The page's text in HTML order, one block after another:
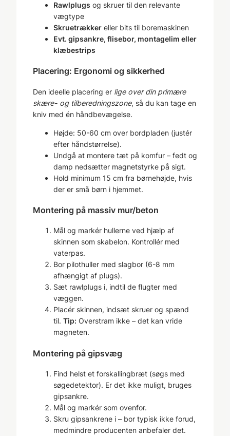
Rawlplugs og skruer til den relevante
vægtype
Skruetrækker eller bits til boremaskinen
Evt. gipsankre, flisebor, montagelim eller
klæbestrips
Placering: Ergonomi og sikkerhed
Den ideelle placering er lige over din primære
skære- og tilberedningszone, så du kan tage en
kniv med én håndbevægelse.
Højde: 50-60 cm over bordpladen (justér
efter håndstørrelse).
Undgå at montere tæt på komfur – fedt og
damp nedsætter magnetstyrke på sigt.
Hold minimum 15 cm fra børnehøjde, hvis
der er små børn i hjemmet.
Montering på massiv mur/beton
Mål og markér hullerne ved hjælp af
skinnen som skabelon. Kontrollér med
vaterpas.
Bor pilot­huller med slagbor (6-8 mm
afhængigt af plugs).
Sæt rawlplugs i, indtil de flugter med
væggen.
Placér skinnen, indsæt skruer og spænd
til. Tip: Overstram ikke – det kan vride
magneten.
Montering på gipsvæg
Find helst et forskalling­bræt (søgs med
søge­detektor). Er det ikke muligt, bruges
gipsankre.
Mål og markér som ovenfor.
Skru gipsankrene i – bor typisk ikke forud,
medmindre producenten anbefaler det.